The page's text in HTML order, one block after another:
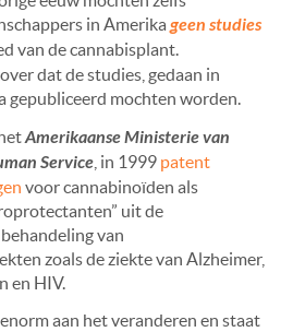
in Amerika geen studies
van de cannabisplant.
dat de studies, gedaan in
gepubliceerd mochten worden.
Amerikaanse Ministerie van
Service , in 1999 patent
voor cannabinoïden als
uit de
van
zoals de ziekte van Alzheimer,
en HIV.
aan het veranderen en staat